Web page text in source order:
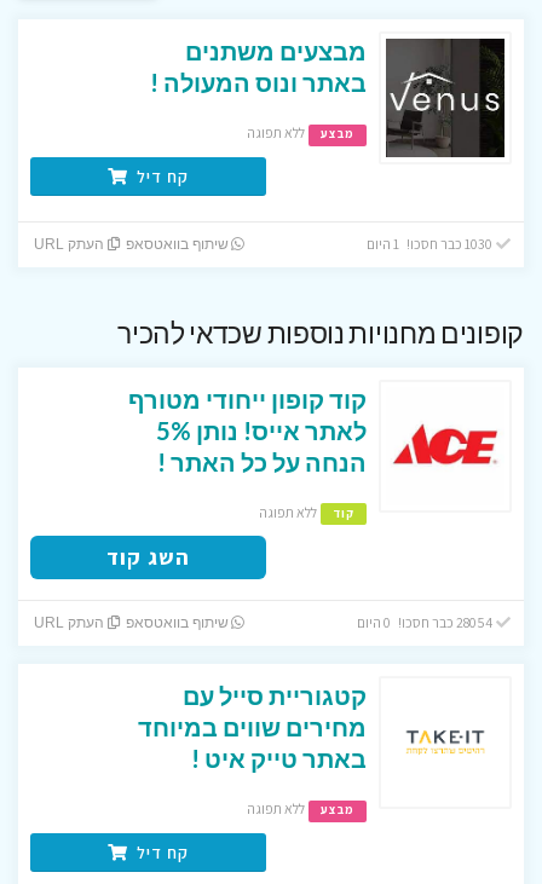
מבצעים משתנים
באתר ונוס המעולה !
מבצע ללא תפוגה
קח דיל
שיתוף בוואטסאפ העתק URL
קופונים מחנויות נוספות שכדאי להכיר
קוד קופון ייחודי מטורף
לאתר אייס! נותן 5%
הנחה על כל האתר !
קוד ללא תפוגה
השג קוד
28054 כבר חסכו! 0 היום שיתוף בוואטסאפ העתק URL
קטגוריית סייל עם
מחירים שווים במיוחד
באתר טייק איט !
מבצע ללא תפוגה
קח דיל